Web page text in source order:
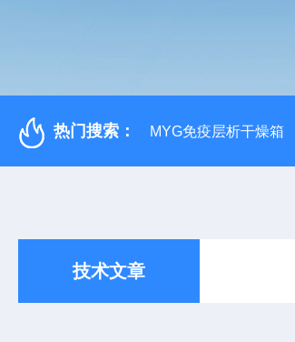
热门搜索： MYG免疫层析干燥箱
技术文章